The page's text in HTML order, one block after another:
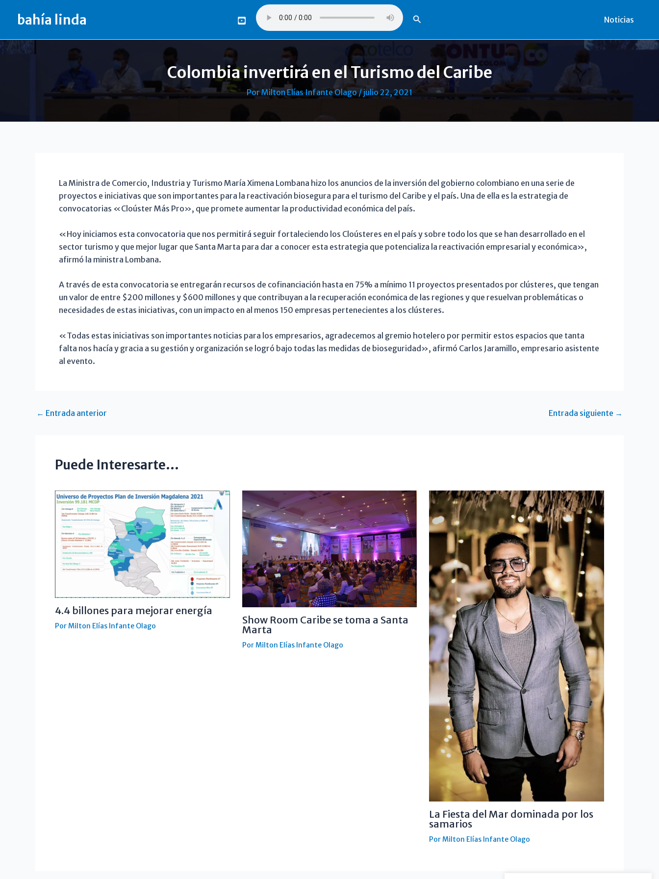
bahía linda Buscar Noticias
Colombia invertirá en el Turismo del Caribe
PorMilton Elías Infante Olago/julio 22, 2021
La Ministra de Comercio, Industria y Turismo María Ximena Lombana hizo los anuncios de la inversión del gobierno colombiano en una serie de
proyectos e iniciativas que son importantes para la reactivación biosegura para el turismo del Caribe y el país. Una de ella es la estrategia de
convocatorias «Cloúster Más Pro», que promete aumentar la productividad económica del país.
«Hoy iniciamos esta convocatoria que nos permitirá seguir fortaleciendo los Cloústeres en el país y sobre todo los que se han desarrollado en el
sector turismo y que mejor lugar que Santa Marta para dar a conocer esta estrategia que potencializa la reactivación empresarial y económica»,
afirmó la ministra Lombana.
A través de esta convocatoria se entregarán recursos de cofinanciación hasta en 75% a mínimo 11 proyectos presentados por clústeres, que tengan
un valor de entre $200 millones y $600 millones y que contribuyan a la recuperación económica de las regiones y que resuelvan problemáticas o
necesidades de estas iniciativas, con un impacto en al menos 150 empresas pertenecientes a los clústeres.
«Todas estas iniciativas son importantes noticias para los empresarios, agradecemos al gremio hotelero por permitir estos espacios que tanta
falta nos hacía y gracia a su gestión y organización se logró bajo todas las medidas de bioseguridad», afirmó Carlos Jaramillo, empresario asistente
al evento.
← Entrada anterior Entrada siguiente →
Puede Interesarte...
4.4 billones para mejorar energía
PorMilton Elías Infante Olago
Show Room Caribe se toma a Santa
Marta
PorMilton Elías Infante Olago
La Fiesta del Mar dominada por los
samarios
PorMilton Elías Infante Olago